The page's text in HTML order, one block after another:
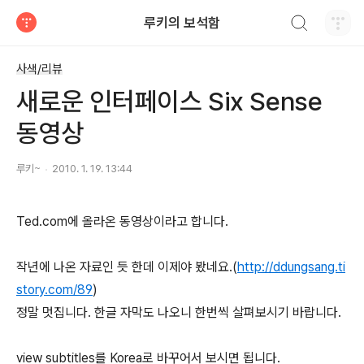
루키의 보석함
사색/리뷰
새로운 인터페이스 Six Sense
동영상
루키~ 2010. 1. 19. 13:44
Ted.com에 올라온 동영상이라고 합니다.
작년에 나온 자료인 듯 한데 이제야 봤네요.(http://ddungsang.ti
story.com/89)
정말 멋집니다. 한글 자막도 나오니 한번씩 살펴보시기 바랍니다.
view subtitles를 Korea로 바꾸어서 보시면 됩니다.